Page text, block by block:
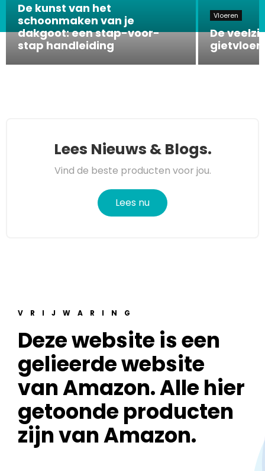
De kunst van het
schoonmaken van je
dakgoot: een stap-voor-
stap handleiding
Vloeren
De
Lees Nieuws & Blogs.
Vind de beste producten voor jou.
Lees nu
VRIJWARING
Deze website is een
gelieerde website
van Amazon. Alle hier
getoonde producten
zijn van Amazon.